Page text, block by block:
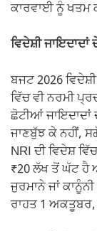
ਕਾਰਵਾਈ ਨੂੰ ਖਤਮ
ਵਿਦੇਸ਼ੀ ਜਾਇਦਾਦਾਂ
ਬਜਟ 2026
ਵਿੱਚ ਵੀ ਨਰਮੀ
ਛੋਟੀਆਂ ਜਾਇਦਾਦਾਂ
ਜਾਣਬੁੱਝ ਕੇ ਨਹੀਂ,
NRI ਦੀ ਵਿਦੇਸ਼
₹20 ਲੱਖ ਤੋਂ ਘੱਟ ਹੈ
ਜੁਰਮਾਨੇ ਜਾਂ
ਰਾਹਤ 1 ਅਕਤੂਬਰ,